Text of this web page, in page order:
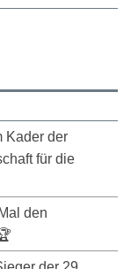
Kader der
für die
den